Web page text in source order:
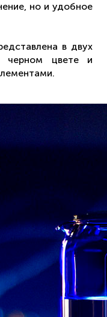
но и удобное
в двух
черном цвете и